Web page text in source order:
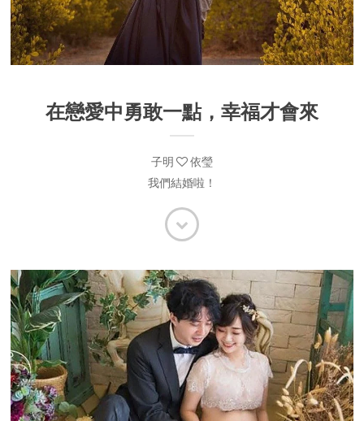
在戀愛中勇敢一點，幸福才會來
子明
依瑩
我們結婚啦！